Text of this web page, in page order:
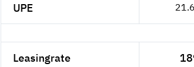
UPE
Leasingrate